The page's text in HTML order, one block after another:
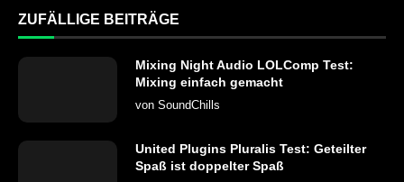
ZUFÄLLIGE BEITRÄGE
Mixing Night Audio LOLComp Test:
Mixing einfach gemacht
von SoundChills
United Plugins Pluralis Test: Geteilter
Spaß ist doppelter Spaß